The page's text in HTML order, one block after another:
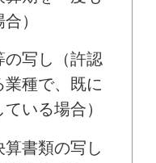
）
の写し（許認
種で、既に
いる場合）
算書類の写し